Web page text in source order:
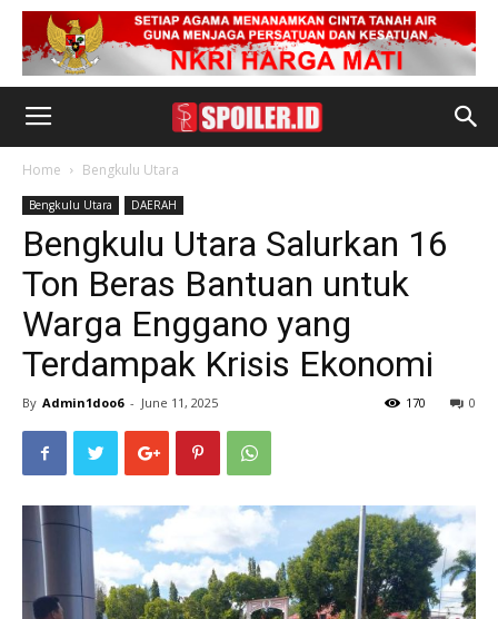
Home Bengkulu Utara
Bengkulu Utara DAERAH
Bengkulu Utara Salurkan 16
Ton Beras Bantuan untuk
Warga Enggano yang
Terdampak Krisis Ekonomi
By Admin1doo6 - June 11, 2025 0
170